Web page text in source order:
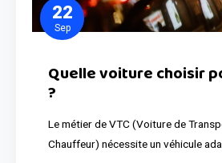
22
Sep
Quelle voiture choisir
?
Le métier de VTC (Voiture de
Chauffeur) nécessite un véhicule